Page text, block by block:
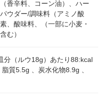
香辛料、コーン油）、ハー
ウダー/調味料（アミノ酸
、酸味料、（一部に小麦・
む）
（ルウ18g）あたり88:kcal
質5.5g 、炭水化物8.9g 、